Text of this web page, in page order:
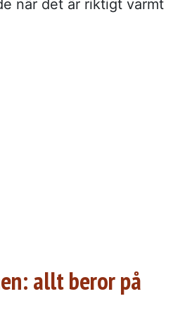
när det är riktigt varmt
allt beror på